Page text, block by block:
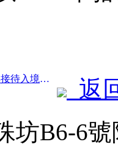
前一篇：北京文旅局：2025年接待入境游客548萬人次，同比增長39%
返
坊B6-6